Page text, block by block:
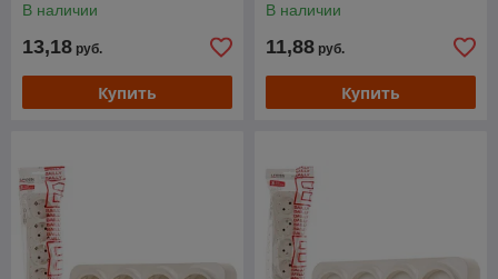
В наличии
13,18 руб.
Купить
В наличии
11,88 руб.
Купить